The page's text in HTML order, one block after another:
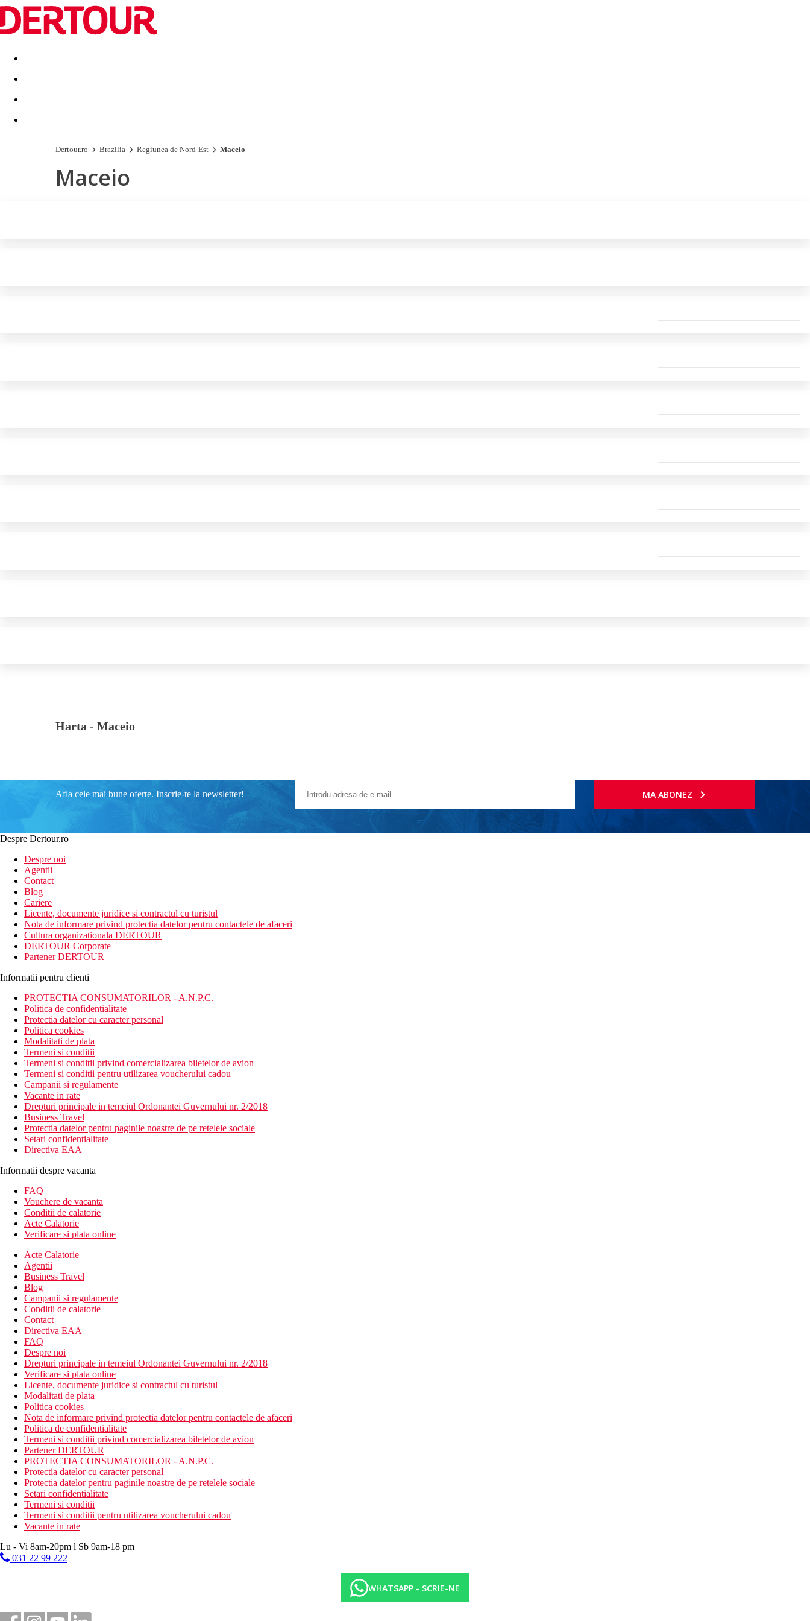
Destinatii Vacanta perfecta OFERTE DE NERATAT
Dertour.ro Brazilia Regiunea de Nord-Est Maceio
Maceio
Harta - Maceio
Afla cele mai bune oferte. Inscrie-te la newsletter! MA ABONEZ
Despre Dertour.ro
Despre noi
Agentii
Contact
Blog
Cariere
Licente, documente juridice si contractul cu turistul
Nota de informare privind protectia datelor pentru contactele de afaceri
Cultura organizationala DERTOUR
DERTOUR Corporate
Partener DERTOUR
Informatii pentru clienti
PROTECTIA CONSUMATORILOR - A.N.P.C.
Politica de confidentialitate
Protectia datelor cu caracter personal
Politica cookies
Modalitati de plata
Termeni si conditii
Termeni si conditii privind comercializarea biletelor de avion
Termeni si conditii pentru utilizarea voucherului cadou
Campanii si regulamente
Vacante in rate
Drepturi principale in temeiul Ordonantei Guvernului nr. 2/2018
Business Travel
Protectia datelor pentru paginile noastre de pe retelele sociale
Setari confidentialitate
Directiva EAA
Informatii despre vacanta
FAQ
Vouchere de vacanta
Conditii de calatorie
Acte Calatorie
Verificare si plata online
Acte Calatorie
Agentii
Business Travel
Blog
Campanii si regulamente
Conditii de calatorie
Contact
Directiva EAA
FAQ
Despre noi
Drepturi principale in temeiul Ordonantei Guvernului nr. 2/2018
Verificare si plata online
Licente, documente juridice si contractul cu turistul
Modalitati de plata
Politica cookies
Nota de informare privind protectia datelor pentru contactele de afaceri
Politica de confidentialitate
Termeni si conditii privind comercializarea biletelor de avion
Partener DERTOUR
PROTECTIA CONSUMATORILOR - A.N.P.C.
Protectia datelor cu caracter personal
Protectia datelor pentru paginile noastre de pe retelele sociale
Setari confidentialitate
Termeni si conditii
Termeni si conditii pentru utilizarea voucherului cadou
Vacante in rate
Lu - Vi 8am-20pm l Sb 9am-18 pm
031 22 99 222
WHATSAPP - SCRIE-NE